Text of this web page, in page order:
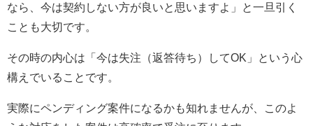
なら、今は契約しない方が良いと思いますよ」と一旦引く
ことも大切です。
その時の内心は「今は失注（返答待ち）してOK」という心
構えでいることです。
実際にペンディング案件になるかも知れませんが、このよ